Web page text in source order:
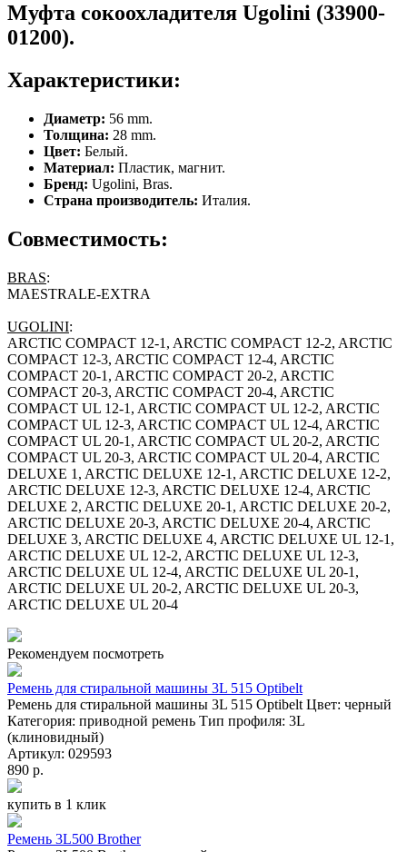
Муфта сокоохладителя Ugolini (33900-
01200).
Характеристики:
Диаметр: 56 mm.
Толщина: 28 mm.
Цвет: Белый.
Материал: Пластик, магнит.
Бренд: Ugolini, Bras.
Страна производитель: Италия.
Совместимость:
BRAS:
MAESTRALE-EXTRA
UGOLINI:
ARCTIC COMPACT 12-1, ARCTIC COMPACT 12-2, ARCTIC
COMPACT 12-3, ARCTIC COMPACT 12-4, ARCTIC
COMPACT 20-1, ARCTIC COMPACT 20-2, ARCTIC
COMPACT 20-3, ARCTIC COMPACT 20-4, ARCTIC
COMPACT UL 12-1, ARCTIC COMPACT UL 12-2, ARCTIC
COMPACT UL 12-3, ARCTIC COMPACT UL 12-4, ARCTIC
COMPACT UL 20-1, ARCTIC COMPACT UL 20-2, ARCTIC
COMPACT UL 20-3, ARCTIC COMPACT UL 20-4, ARCTIC
DELUXE 1, ARCTIC DELUXE 12-1, ARCTIC DELUXE 12-2,
ARCTIC DELUXE 12-3, ARCTIC DELUXE 12-4, ARCTIC
DELUXE 2, ARCTIC DELUXE 20-1, ARCTIC DELUXE 20-2,
ARCTIC DELUXE 20-3, ARCTIC DELUXE 20-4, ARCTIC
DELUXE 3, ARCTIC DELUXE 4, ARCTIC DELUXE UL 12-1,
ARCTIC DELUXE UL 12-2, ARCTIC DELUXE UL 12-3,
ARCTIC DELUXE UL 12-4, ARCTIC DELUXE UL 20-1,
ARCTIC DELUXE UL 20-2, ARCTIC DELUXE UL 20-3,
ARCTIC DELUXE UL 20-4
Рекомендуем посмотреть
Ремень для стиральной машины 3L 515 Optibelt
Ремень для стиральной машины 3L 515 Optibelt Цвет: черный
Категория: приводной ремень Тип профиля: 3L
(клиновидный)
Артикул: 029593
890 р.
купить в 1 клик
Ремень 3L500 Brother